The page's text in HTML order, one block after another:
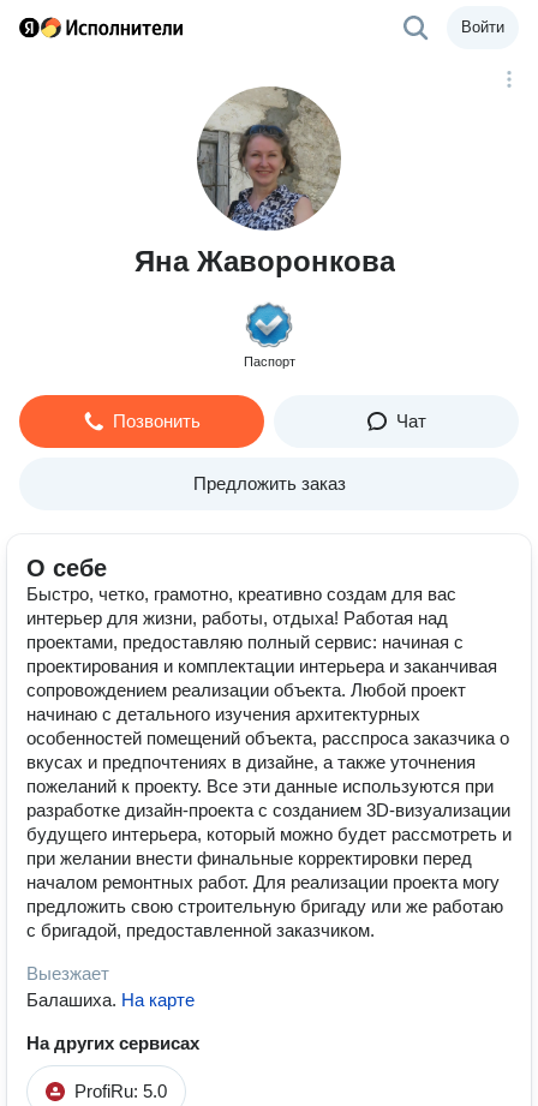
Войти
Яна Жаворонкова
Паспорт
Позвонить Чат
Предложить заказ
О себе
Быстро, четко, грамотно, креативно создам для вас
интерьер для жизни, работы, отдыха! Работая над
проектами, предоставляю полный сервис: начиная с
проектирования и комплектации интерьера и заканчивая
сопровождением реализации объекта. Любой проект
начинаю с детального изучения архитектурных
особенностей помещений объекта, расспроса заказчика о
вкусах и предпочтениях в дизайне, а также уточнения
пожеланий к проекту. Все эти данные используются при
разработке дизайн-проекта с созданием 3D-визуализации
будущего интерьера, который можно будет рассмотреть и
при желании внести финальные корректировки перед
началом ремонтных работ. Для реализации проекта могу
предложить свою строительную бригаду или же работаю
с бригадой, предоставленной заказчиком.
Выезжает
Балашиха. На карте
На других сервисах
ProfiRu: 5.0